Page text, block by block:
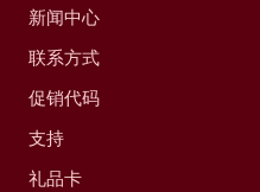
新闻中心
联系方式
促销代码
支持
礼品卡